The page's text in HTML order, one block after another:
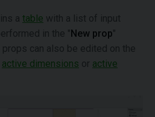
a table with a list of input
in the "New prop"
props can also be edited on the
active dimensions or active